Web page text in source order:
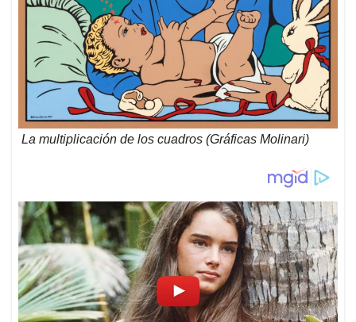
La multiplicación de los cuadros (Gráficas Molinari)